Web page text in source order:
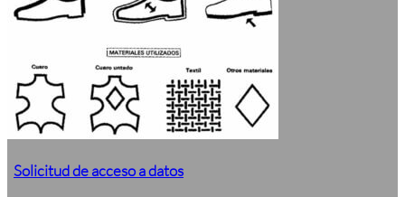
Solicitud de acceso a datos